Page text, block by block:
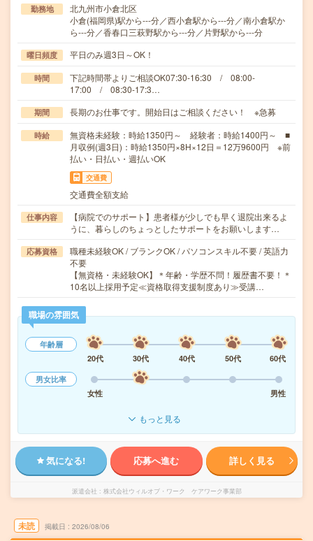
勤務地
北九州市小倉北区
小倉(福岡県)駅から---分／西小倉駅から---分／南小倉駅か
ら---分／香春口三萩野駅から---分／片野駅から---分
曜日頻度 平日のみ週3日～OK！
時間
下記時間帯よりご相談OK07:30-16:30 / 08:00-
17:00 / 08:30-17:3…
期間 長期のお仕事です。開始日はご相談ください！ ※急募
時給
無資格未経験：時給1350円～ 経験者：時給1400円～ ■
月収例(週3日)：時給1350円×8H×12日＝12万9600円 ※前
払い・日払い・週払いOK
交通費
交通費全額支給
仕事内容
【病院でのサポート】患者様が少しでも早く退院出来るよ
うに、暮らしのちょっとしたサポートをお願いします…
応募資格
職種未経験OK / ブランクOK / パソコンスキル不要 / 英語力
不要
【無資格・未経験OK】＊年齢・学歴不問！履歴書不要！＊
10名以上採用予定≪資格取得支援制度あり≫受講…
職場の雰囲気
年齢層
20代
30代 40代 50代
60代
男女比率
女性
男性
もっと見る
気になる! 応募へ進む 詳しく見る
派遣会社 株式会社ウィルオブ・ワーク ケアワーク事業部
未読 掲載日 2026/08/06